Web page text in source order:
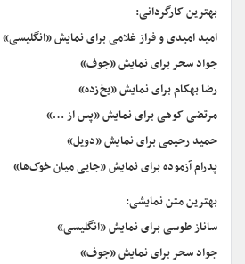
بهترین کارگردانی:
امید امیدی و فراز غلامی برای نمایش «انگلیسی»
جواد سحر برای نمایش «جوف»
رضا بهکام برای نمایش «یخ‌زده»
مرتضی کوهی برای نمایش «پس از …»
حمید رحیمی برای نمایش «دویل»
پدرام آزموده برای نمایش «جایی میان خوک‌ها»
بهترین متن نمایشی:
ساناز طوسی برای نمایش «انگلیسی»
جواد سحر برای نمایش «جوف»